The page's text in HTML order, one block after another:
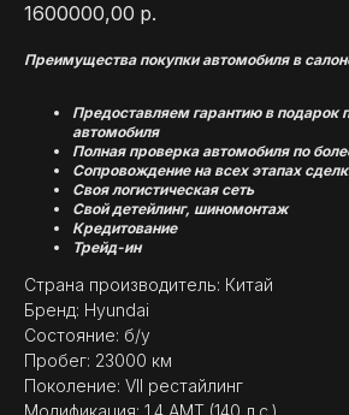
1600000,00 р.
Преимущества покупки автомобиля в
Предоставляем гарантию в подарок
автомобиля
Полная проверка автомобиля по
Сопровождение на всех этапах
Своя логистическая сеть
Свой детейлинг, шиномонтаж
Кредитование
Трейд-ин
Страна производитель: Китай
Бренд: Hyundai
Состояние: б/у
Пробег: 23000 км
Поколение: VII рестайлинг